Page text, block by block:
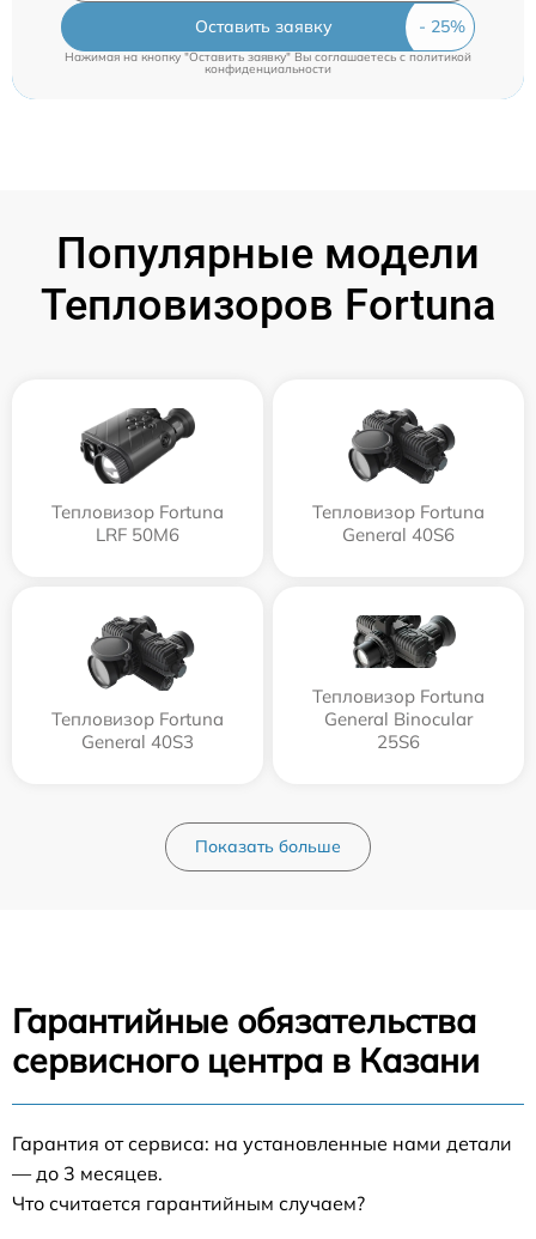
Оставить заявку
Нажимая на кнопку "Оставить заявку" Вы соглашаетесь c политикой
конфиденциальности
Популярные модели
Тепловизоров Fortuna
Тепловизор Fortuna
LRF 50M6
Тепловизор Fortuna
General 40S6
Тепловизор Fortuna
General 40S3
Тепловизор Fortuna
General Binocular
25S6
Показать больше
Гарантийные обязательства
сервисного центра в Казани
Гарантия от сервиса: на установленные нами детали
— до 3 месяцев.
Что считается гарантийным случаем?